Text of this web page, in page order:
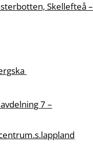
Skellefteå –
7 –